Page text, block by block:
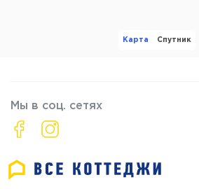
Карта Спутник
Мы в соц. сетях